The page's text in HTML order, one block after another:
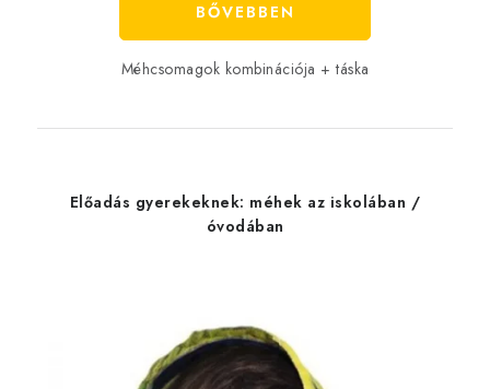
BŐVEBBEN
Méhcsomagok kombinációja + táska
Előadás gyerekeknek: méhek az iskolában /
óvodában